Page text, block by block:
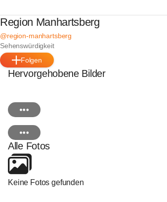
Region Manhartsberg
@region-manhartsberg
Sehenswürdigkeit
Folgen
Hervorgehobene Bilder
Alle Fotos
Keine Fotos gefunden